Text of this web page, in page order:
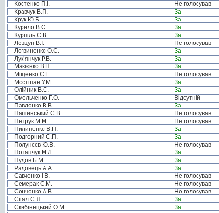
Костенко П.І.
Не голосував
Кравчук В.П.
За
Крук Ю.Б.
За
Курило В.С.
За
Курпіль С.В.
За
Левцун В.І.
Не голосував
Логвиненко О.С.
За
Лук’янчук Р.В.
За
Макієнко В.П.
За
Міщенко С.Г.
Не голосував
Мостіпан У.М.
За
Олійник В.С.
За
Омельченко Г.О.
Відсутній
Павленко В.В.
За
Пашинський С.В.
Не голосував
Петрук М.М.
Не голосував
Пилипенко В.П.
За
Подгорний С.П.
За
Полунєєв Ю.В.
Не голосував
Потапчук М.Л.
За
Пудов Б.М.
За
Радовець А.А.
За
Савченко І.В.
Не голосував
Семерак О.М.
Не голосував
Сенченко А.В.
Не голосував
Сігал Є.Я.
За
Скибінецький О.М.
За